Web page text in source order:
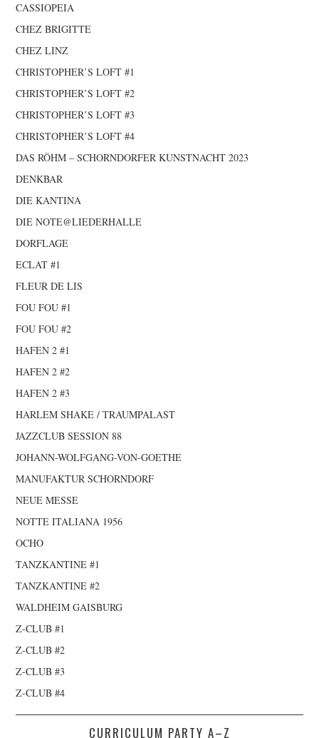
CASSIOPEIA
CHEZ BRIGITTE
CHEZ LINZ
CHRISTOPHER’S LOFT #1
CHRISTOPHER’S LOFT #2
CHRISTOPHER’S LOFT #3
CHRISTOPHER’S LOFT #4
DAS RÖHM – SCHORNDORFER KUNSTNACHT 2023
DENKBAR
DIE KANTINA
DIE NOTE@LIEDERHALLE
DORFLAGE
ECLAT #1
FLEUR DE LIS
FOU FOU #1
FOU FOU #2
HAFEN 2 #1
HAFEN 2 #2
HAFEN 2 #3
HARLEM SHAKE / TRAUMPALAST
JAZZCLUB SESSION 88
JOHANN-WOLFGANG-VON-GOETHE
MANUFAKTUR SCHORNDORF
NEUE MESSE
NOTTE ITALIANA 1956
OCHO
TANZKANTINE #1
TANZKANTINE #2
WALDHEIM GAISBURG
Z-CLUB #1
Z-CLUB #2
Z-CLUB #3
Z-CLUB #4
CURRICULUM PARTY A–Z